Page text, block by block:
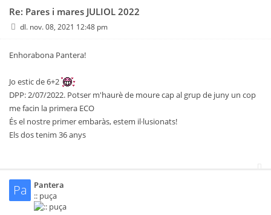
Re: Pares i mares JULIOL 2022
dl. nov. 08, 2021 12:48 pm
Enhorabona Pantera!
Jo estic de 6+2
DPP: 2/07/2022. Potser m'haurè de moure cap al grup de juny un cop
me facin la primera ECO
És el nostre primer embaràs, estem il·lusionats!
Els dos tenim 36 anys
Pa
Pantera
:: puça